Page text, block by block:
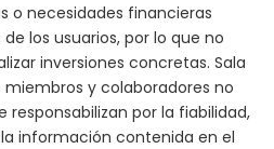
o necesidades financieras
los usuarios, por lo que no
inversiones concretas. Sala
y colaboradores no
responsabilizan por la fiabilidad,
información contenida en el